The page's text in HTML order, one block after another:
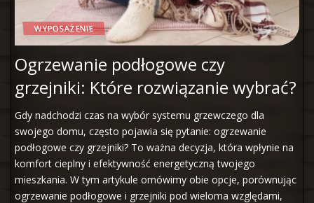
WYPOSAŻENIE
Ogrzewanie podłogowe czy
grzejniki: Które rozwiązanie wybrać?
Gdy nadchodzi czas na wybór systemu grzewczego dla
swojego domu, często pojawia się pytanie: ogrzewanie
podłogowe czy grzejniki? To ważna decyzja, która wpłynie na
komfort cieplny i efektywność energetyczną twojego
mieszkania. W tym artykule omówimy obie opcje, porównując
ogrzewanie podłogowe i grzejniki pod wieloma względami,